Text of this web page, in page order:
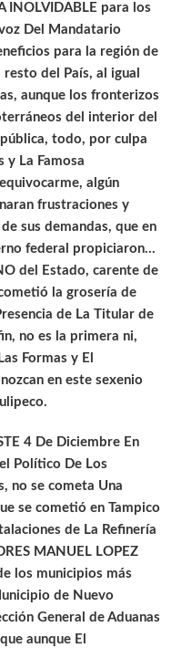
para los
Del Mandatario
para la región de
del País, al igual
aunque los fronterizos
del interior del
todo, por culpa
y La Famosa
algún
frustraciones y
sus demandas, que en
federal propiciaron…
del Estado, carente de
la grosería de
de La Titular de
no es la primera ni,
Formas y El
en este sexenio
4 De Diciembre En
Político De Los
no se cometa Una
se cometió en Tampico
de La Refinería
MANUEL LOPEZ
los municipios más
de Nuevo
General de Aduanas
aunque El